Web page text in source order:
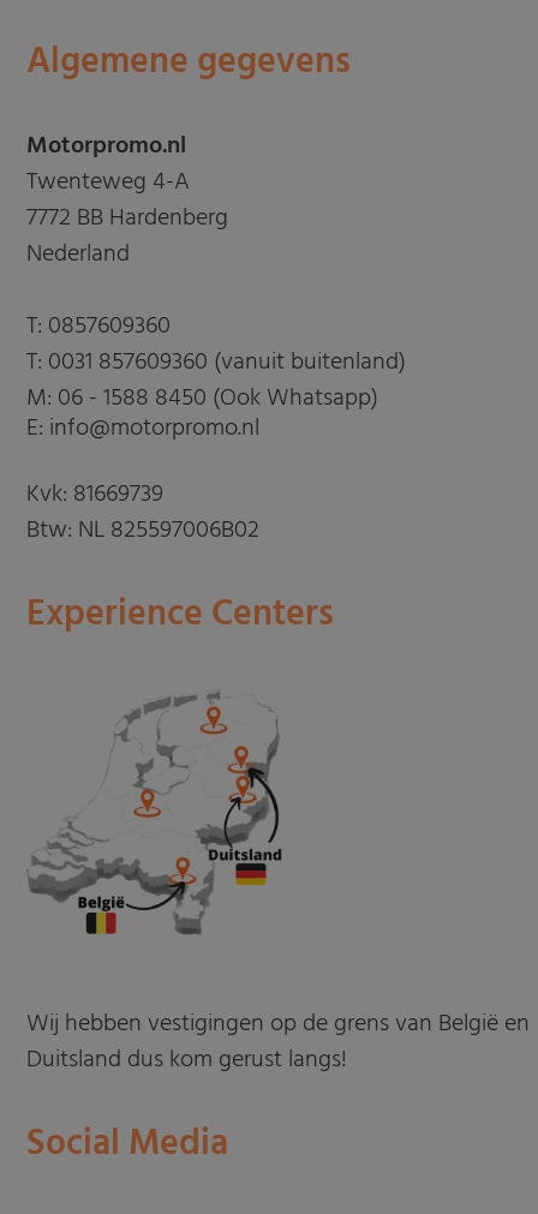
Algemene gegevens
Motorpromo.nl
Twenteweg 4-A
7772 BB Hardenberg
Nederland
T: 0857609360
T: 0031 857609360 (vanuit buitenland)
M: 06 - 1588 8450 (Ook Whatsapp)
E: info@motorpromo.nl
Kvk: 81669739
Btw: NL 825597006B02
Experience Centers
Wij hebben vestigingen op de grens van België en
Duitsland dus kom gerust langs!
Social Media